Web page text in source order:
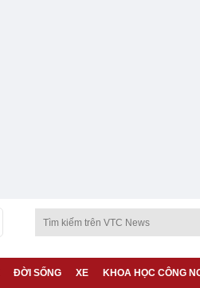
ĐỜI SỐNG XE KHOA HỌC CÔNG